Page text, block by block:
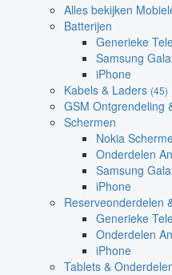
Alles bekijken
Batterijen
Generieke
Samsung
iPhone
Kabels & Laders (45)
GSM Ontgrendeling
Schermen
Nokia
Onderdelen
Samsung
iPhone
Reserveonderdelen
Generieke
Onderdelen
iPhone
Tablets &